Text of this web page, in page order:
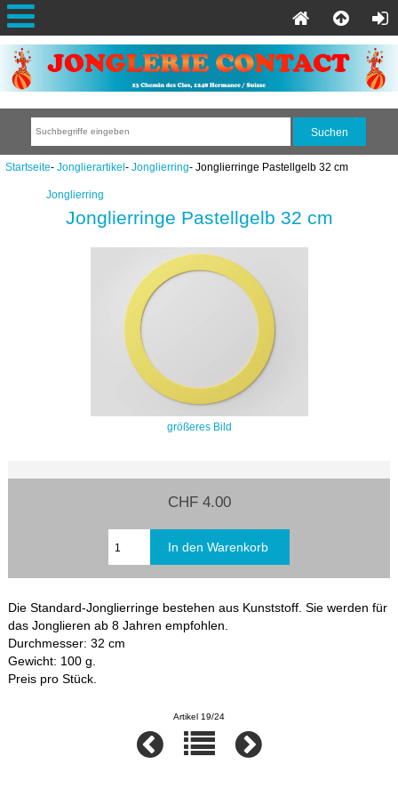
Startseite- Jonglierartikel- Jonglierring- Jonglierringe Pastellgelb 32 cm
Jonglierring
Jonglierringe Pastellgelb 32 cm
größeres Bild
CHF 4.00
Die Standard-Jonglierringe bestehen aus Kunststoff. Sie werden für
das Jonglieren ab 8 Jahren empfohlen.
Durchmesser: 32 cm
Gewicht: 100 g.
Preis pro Stück.
Artikel 19/24